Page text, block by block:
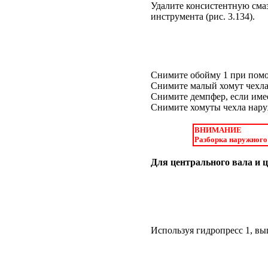
Удалите консистентную
инструмента (рис. 3.134).
Снимите обойму 1 при
Снимите малый хомут
Снимите демпфер, если
Снимите хомуты чехла
ВНИМАНИЕ
Разборка
Для центрального вала и
Используя гидропресс 1,